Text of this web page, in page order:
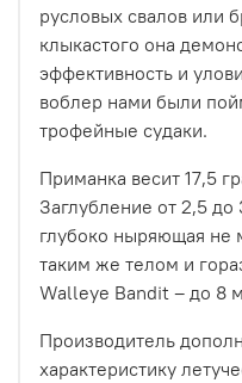
русловых свалов или
клыкастого она
эффективность и
воблер нами были
трофейные судаки.
Приманка весит 17,5
Заглубление от 2,5
глубоко ныряющая не
таким же телом и
Walleye Bandit – до 8
Производитель
характеристику